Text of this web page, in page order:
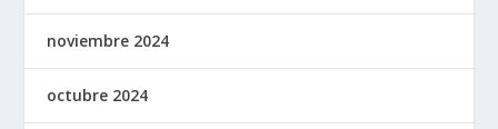
noviembre 2024
octubre 2024